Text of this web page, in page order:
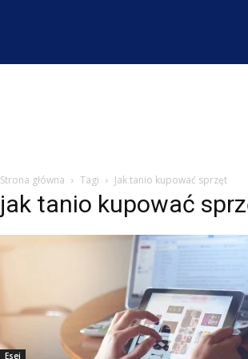
Strona główna Tagi Jak tanio kupować sprzęt
jak tanio kupować
Esej